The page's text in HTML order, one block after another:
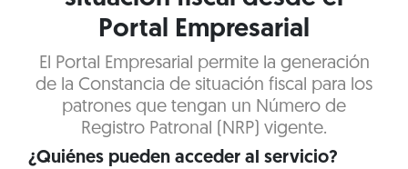
Portal Empresarial
El Portal Empresarial permite la generación
de la Constancia de situación fiscal para los
patrones que tengan un Número de
Registro Patronal (NRP) vigente.
¿Quiénes pueden acceder al servicio?